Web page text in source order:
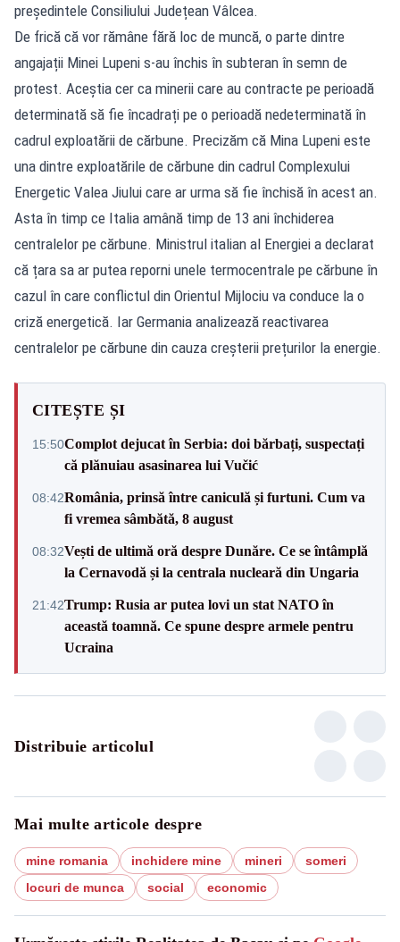
președintele Consiliului Județean Vâlcea.
De frică că vor rămâne fără loc de muncă, o parte dintre
angajații Minei Lupeni s-au închis în subteran în semn de
protest. Aceștia cer ca minerii care au contracte pe perioadă
determinată să fie încadrați pe o perioadă nedeterminată în
cadrul exploatării de cărbune. Precizăm că Mina Lupeni este
una dintre exploatările de cărbune din cadrul Complexului
Energetic Valea Jiului care ar urma să fie închisă în acest an.
Asta în timp ce Italia amână timp de 13 ani închiderea
centralelor pe cărbune. Ministrul italian al Energiei a declarat
că țara sa ar putea reporni unele termocentrale pe cărbune în
cazul în care conflictul din Orientul Mijlociu va conduce la o
criză energetică. Iar Germania analizează reactivarea
centralelor pe cărbune din cauza creșterii prețurilor la energie.
CITEȘTE ȘI
15:50Complot dejucat în Serbia: doi bărbați, suspectați
că plănuiau asasinarea lui Vučić
08:42România, prinsă între caniculă și furtuni. Cum va
fi vremea sâmbătă, 8 august
08:32Vești de ultimă oră despre Dunăre. Ce se întâmplă
la Cernavodă și la centrala nucleară din Ungaria
21:42Trump: Rusia ar putea lovi un stat NATO în
această toamnă. Ce spune despre armele pentru
Ucraina
Distribuie articolul
Mai multe articole despre
mine romania inchidere mine mineri
someri
locuri de munca
social economic